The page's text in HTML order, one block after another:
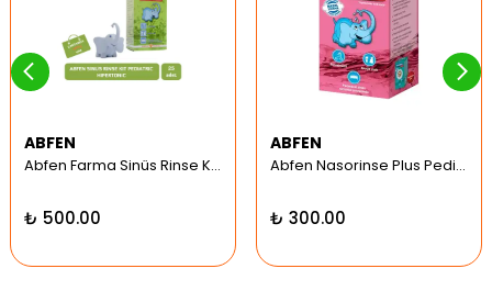
ABFEN
Abfen Farma Sinüs Rinse Kit Pediatrik Hipertonic
₺ 500.00
ABFEN
Abfen Nasorinse Plus Pediatrik Burun Yıkama Kiti
₺ 300.00